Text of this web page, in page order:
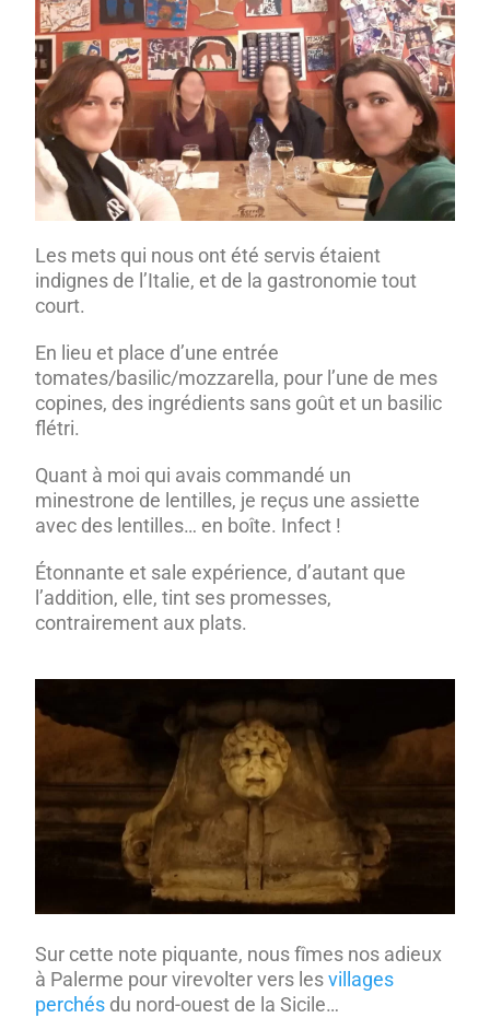
Les mets qui nous ont été servis étaient
indignes de l’Italie, et de la gastronomie tout
court.
En lieu et place d’une entrée
tomates/basilic/mozzarella, pour l’une de mes
copines, des ingrédients sans goût et un basilic
flétri.
Quant à moi qui avais commandé un
minestrone de lentilles, je reçus une assiette
avec des lentilles… en boîte. Infect !
Étonnante et sale expérience, d’autant que
l’addition, elle, tint ses promesses,
contrairement aux plats.
Sur cette note piquante, nous fîmes nos adieux
à Palerme pour virevolter vers lesvillages
perchés du nord-ouest de la Sicile…